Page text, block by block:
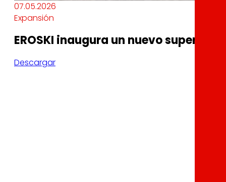
07.05.2026
Expansión
EROSKI inaugura un nuevo
Descargar